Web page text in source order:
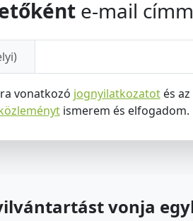
e-mail
vonatkozó jognyilatkozatotés az
ismerem és elfogadom.
vonja